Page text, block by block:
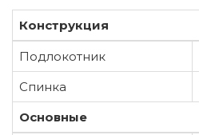
Конструкция
Подлокотник
Спинка
Основные